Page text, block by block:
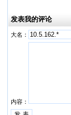
发表我的评论
大名：
内容：